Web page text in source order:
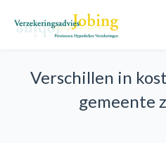
Verschillen in
gemeente